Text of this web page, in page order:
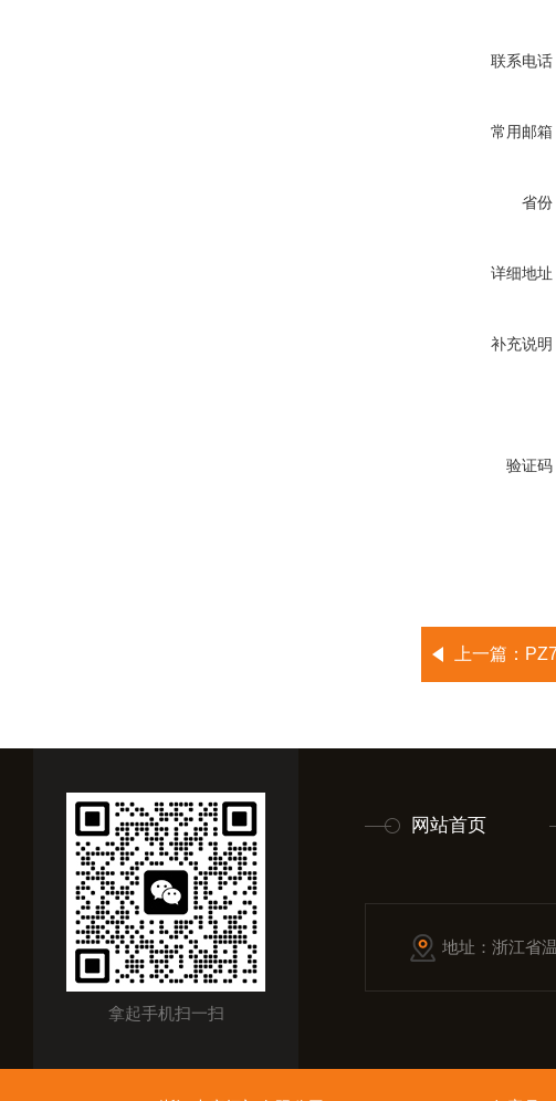
联系电话
常用邮箱
省份
详细地址
补充说明
验证码
上一篇：
拿起手机扫一扫
网站首页
地址：浙江省